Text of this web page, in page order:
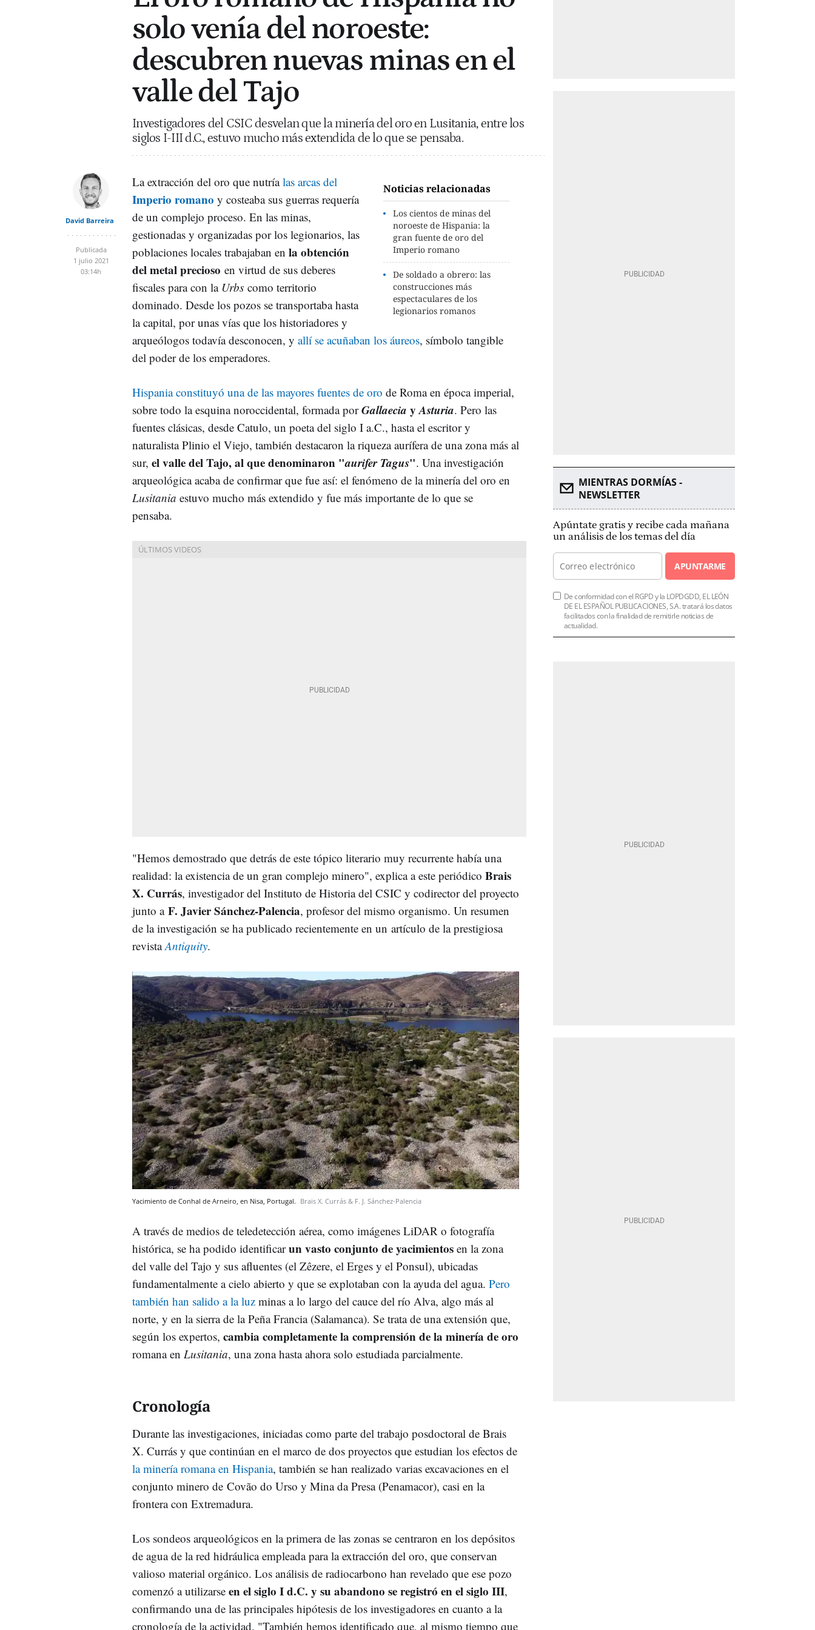
solo venía del noroeste:
descubren nuevas minas en el
valle del Tajo
Investigadores del CSIC desvelan que la minería del oro en Lusitania, entre los
siglos I-III d.C., estuvo mucho más extendida de lo que se pensaba.
David Barreira
Publicada
1 julio 2021
03:14h
Noticias relacionadas
Los cientos de minas del
noroeste de Hispania: la
gran fuente de oro del
Imperio romano
De soldado a obrero: las
construcciones más
espectaculares de los
legionarios romanos
La extracción del oro que nutríalas arcas del
Imperio romano y costeaba sus guerras requería
de un complejo proceso. En las minas,
gestionadas y organizadas por los legionarios, las
poblaciones locales trabajaban en la obtención
del metal precioso en virtud de sus deberes
fiscales para con la Urbs como territorio
dominado. Desde los pozos se transportaba hasta
la capital, por unas vías que los historiadores y
arqueólogos todavía desconocen, y allí se acuñaban los áureos, símbolo tangible
del poder de los emperadores.
Hispania constituyó una de las mayores fuentes de oro de Roma en época imperial,
sobre todo la esquina noroccidental, formada porGallaecia yAsturia. Pero las
fuentes clásicas, desde Catulo, un poeta del siglo I a.C., hasta el escritor y
naturalista Plinio el Viejo, también destacaron la riqueza aurífera de una zona más al
sur, el valle del Tajo, al que denominaron "aurifer Tagus". Una investigación
arqueológica acaba de confirmar que fue así: el fenómeno de la minería del oro en
Lusitania estuvo mucho más extendido y fue más importante de lo que se
pensaba.
"Hemos demostrado que detrás de este tópico literario muy recurrente había una
realidad: la existencia de un gran complejo minero", explica a este periódico Brais
X. Currás, investigador del Instituto de Historia del CSIC y codirector del proyecto
junto a F. Javier Sánchez-Palencia, profesor del mismo organismo. Un resumen
de la investigación se ha publicado recientemente en un artículo de la prestigiosa
revistaAntiquity.
Yacimiento de Conhal de Arneiro, en Nisa, Portugal. Brais X. Currás & F. J. Sánchez-Palencia
A través de medios de teledetección aérea, como imágenes LiDAR o fotografía
histórica, se ha podido identificarun vasto conjunto de yacimientos en la zona
del valle del Tajo y sus afluentes (el Zêzere, el Erges y el Ponsul), ubicadas
fundamentalmente a cielo abierto y que se explotaban con la ayuda del agua. Pero
también han salido a la luz minas a lo largo del cauce del río Alva, algo más al
norte, y en la sierra de la Peña Francia (Salamanca). Se trata de una extensión que,
según los expertos, cambia completamente la comprensión de la minería de oro
romana en Lusitania, una zona hasta ahora solo estudiada parcialmente.
Cronología
Durante las investigaciones, iniciadas como parte del trabajo posdoctoral de Brais
X. Currás y que continúan en el marco de dos proyectos que estudian los efectos de
la minería romana en Hispania, también se han realizado varias excavaciones en el
conjunto minero de Covão do Urso y Mina da Presa (Penamacor), casi en la
frontera con Extremadura.
Los sondeos arqueológicos en la primera de las zonas se centraron en los depósitos
de agua de la red hidráulica empleada para la extracción del oro, que conservan
valioso material orgánico. Los análisis de radiocarbono han revelado que ese pozo
comenzó a utilizarse en el siglo I d.C. y su abandono se registró en el siglo III,
confirmando una de las principales hipótesis de los investigadores en cuanto a la
cronología de la actividad. "También hemos identificado que, al mismo tiempo que
MIENTRAS DORMÍAS -
NEWSLETTER
Apúntate gratis y recibe cada mañana
un análisis de los temas del día
APUNTARME
De conformidad con el RGPD y la LOPDGDD, EL LEÓN
DE EL ESPAÑOL PUBLICACIONES, S.A. tratará los datos
facilitados con la finalidad de remitirle noticias de
actualidad.